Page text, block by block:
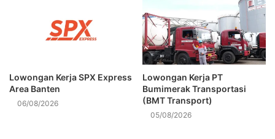
Lowongan Kerja SPX Express
Area Banten
06/08/2026
Lowongan Kerja PT
Bumimerak Transportasi
(BMT Transport)
05/08/2026